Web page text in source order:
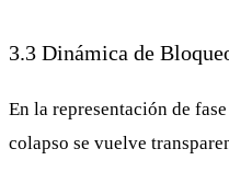
3.3 Dinámica de
En la representación de fase
colapso se vuelve